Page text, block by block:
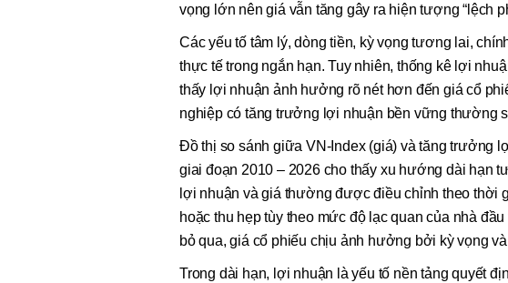
vọng lớn nên giá vẫn tăng gây ra hiện tượng “lệch
Các yếu tố tâm lý, dòng tiền, kỳ vọng tương lai,
thực tế trong ngắn hạn. Tuy nhiên, thống kê lợi
thấy lợi nhuận ảnh hưởng rõ nét hơn đến giá cổ
nghiệp có tăng trưởng lợi nhuận bền vững thường
Đồ thị so sánh giữa VN-Index (giá) và tăng trưởng
giai đoạn 2010 – 2026 cho thấy xu hướng dài hạn
lợi nhuận và giá thường được điều chỉnh theo thời
hoặc thu hẹp tùy theo mức độ lạc quan của nhà
bỏ qua, giá cổ phiếu chịu ảnh hưởng bởi kỳ vọng
Trong dài hạn, lợi nhuận là yếu tố nền tảng quyết